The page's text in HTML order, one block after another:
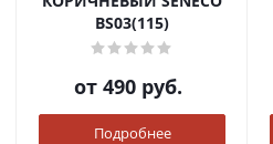
BS03(115)
от 490 руб.
Подробнее